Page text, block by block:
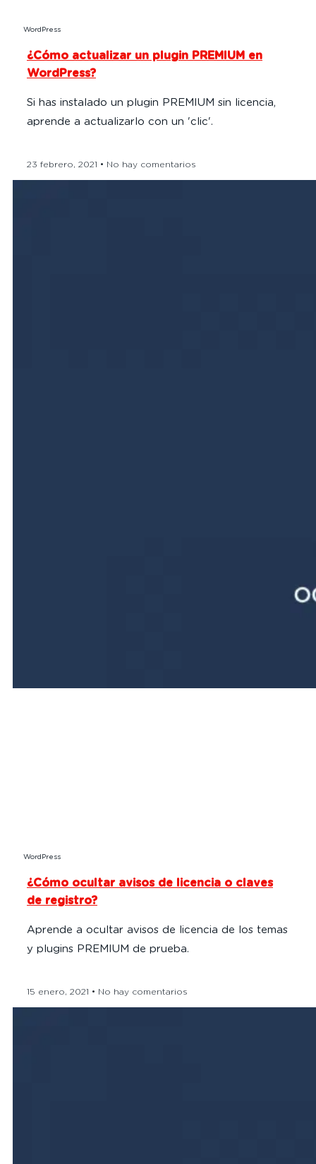
WordPress
¿Cómo actualizar un plugin PREMIUM en
WordPress?
Si has instalado un plugin PREMIUM sin licencia,
aprende a actualizarlo con un 'clic'.
23 febrero, 2021 No hay comentarios
WordPress
¿Cómo ocultar avisos de licencia o claves
de registro?
Aprende a ocultar avisos de licencia de los temas
y plugins PREMIUM de prueba.
15 enero, 2021 No hay comentarios